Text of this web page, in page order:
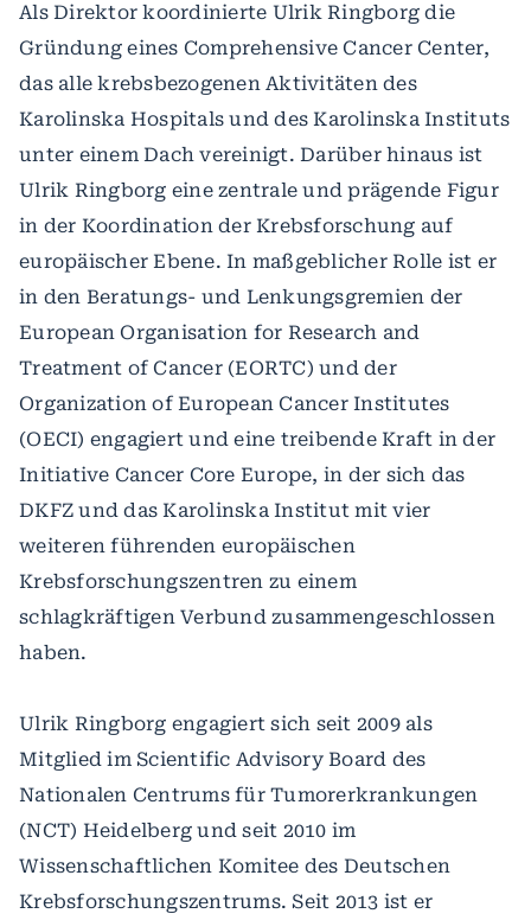
Als Direktor koordinierte Ulrik Ringborg die
Gründung eines Comprehensive Cancer Center,
das alle krebsbezogenen Aktivitäten des
Karolinska Hospitals und des Karolinska Instituts
unter einem Dach vereinigt. Darüber hinaus ist
Ulrik Ringborg eine zentrale und prägende Figur
in der Koordination der Krebsforschung auf
europäischer Ebene. In maßgeblicher Rolle ist er
in den Beratungs- und Lenkungsgremien der
European Organisation for Research and
Treatment of Cancer (EORTC) und der
Organization of European Cancer Institutes
(OECI) engagiert und eine treibende Kraft in der
Initiative Cancer Core Europe, in der sich das
DKFZ und das Karolinska Institut mit vier
weiteren führenden europäischen
Krebsforschungszentren zu einem
schlagkräftigen Verbund zusammengeschlossen
haben.
Ulrik Ringborg engagiert sich seit 2009 als
Mitglied im Scientific Advisory Board des
Nationalen Centrums für Tumorerkrankungen
(NCT) Heidelberg und seit 2010 im
Wissenschaftlichen Komitee des Deutschen
Krebsforschungszentrums. Seit 2013 ist er